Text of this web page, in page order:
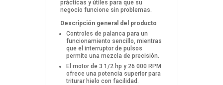
prácticas y útiles para que su
negocio funcione sin problemas.
Descripción general del producto
Controles de palanca para un
funcionamiento sencillo, mientras
que el interruptor de pulsos
permite una mezcla de precisión.
El motor de 3 1/2 hp y 26 000 RPM
ofrece una potencia superior para
triturar hielo con facilidad.